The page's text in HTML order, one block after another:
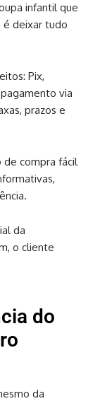
infantil que
é deixar tudo
Pix,
via
prazos e
de compra fácil
da
o cliente
do
da